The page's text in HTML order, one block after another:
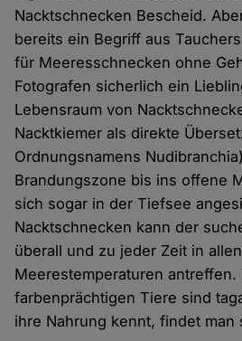
Nacktschnecken Bescheid.
bereits ein Begriff aus
für Meeresschnecken ohne
Fotografen sicherlich ein
Lebensraum von
Nacktkiemer als direkte
Ordnungsnamens
Brandungszone bis ins offene
sich sogar in der Tiefsee
Nacktschnecken kann der
überall und zu jeder Zeit in allen
Meerestemperaturen antreffen.
farbenprächtigen Tiere sind
ihre Nahrung kennt, findet man